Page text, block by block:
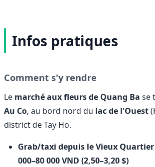
Infos pratiques
Comment s'y rendre
Le marché aux fleurs de Quang Ba se
Au Co, au bord nord du lac de l'Ouest
district de Tay Ho.
Grab/taxi depuis le Vieux Quartier
000–80 000 VND (2,50–3,20 $)